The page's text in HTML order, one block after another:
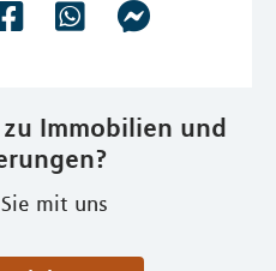
zu Immobilien und
mit uns